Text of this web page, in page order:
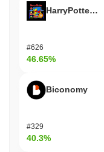
#626
46.65%
Biconomy
#329
40.3%